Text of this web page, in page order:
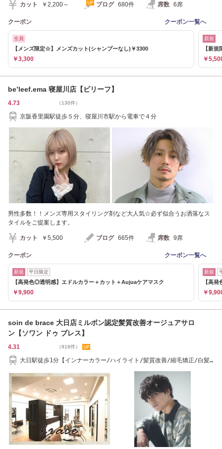
カット ￥2,200～ ブログ 680件 席数 6席
クーポン クーポン一覧へ
全員
【メンズ限定☆】メンズカット(シャンプーなし)￥3300
￥3,300
新規
【新
￥
be’leef.ema 寝屋川店【ビリーフ】
4.73 （130件）
京阪香里園駅徒歩５分、寝屋川市駅から電車で４分
男性多数！！メンズ専用スタイリング剤など大人気☆必ず似合うお洒落なス
タイルをご提案します。
カット ￥5,500 ブログ 665件 席数 9席
クーポン クーポン一覧へ
新規 平日限定
【高発色◎透明感】エドルカラー＋カット＋Aujuaケアマスク
￥9,900
新規
【高
￥
soin de brace 大日店ミルボン認定髪質改善オージュアサロ
ン【ソワン ドゥ ブレス】
4.31 （918件）
大日駅徒歩1分【インナーカラー/ハイライト/髪質改善/縮毛矯正/白髪